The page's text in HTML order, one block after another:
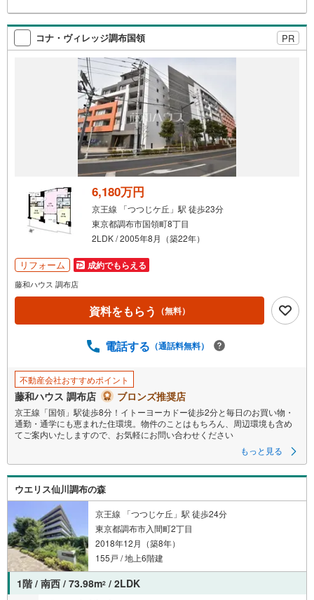
よりご予約いただくとご見学がスムーズにご案内できま
す。お客様のお住まいへの「希望」を形にするべく全力で
お手伝いさせていただきます。お会いできる日を心待ちに
しております。
コナ・ヴィレッジ調布国領 PR
6,180万円
京王線 「つつじケ丘」駅 徒歩23分
東京都調布市国領町8丁目
2LDK / 2005年8月（築22年）
リフォーム 成約でもらえる
藤和ハウス 調布店
資料をもらう （無料）
電話する （通話料無料）
不動産会社おすすめポイント
藤和ハウス 調布店 ブロンズ推奨店
京王線「国領」駅徒歩8分！イトーヨーカドー徒歩2分と毎日のお買い物・
通勤・通学にも恵まれた住環境。物件のことはもちろん、周辺環境も含め
てご案内いたしますので、お気軽にお問い合わせください
もっと見る
ウエリス仙川調布の森
京王線 「つつじケ丘」駅 徒歩24分
東京都調布市入間町2丁目
2018年12月（築8年）
155戸 / 地上6階建
1階 / 南西 / 73.98m2 / 2LDK